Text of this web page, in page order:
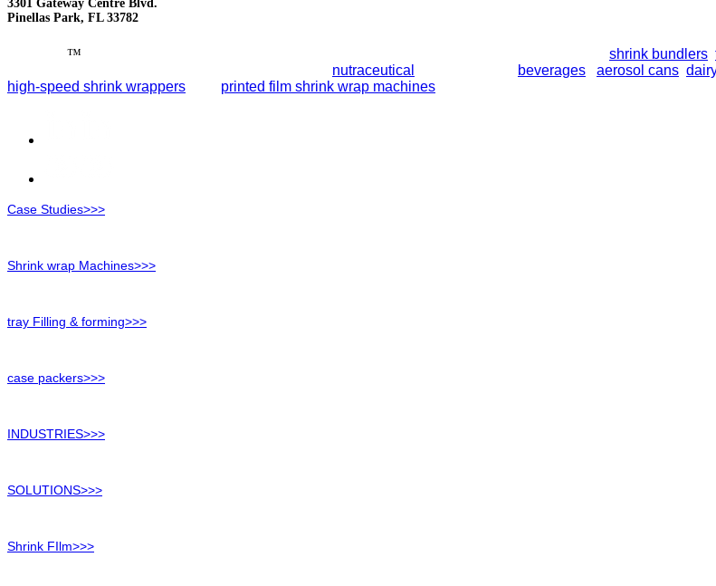
3301 Gateway Centre Blvd.
Pinellas Park, FL 33782
™ shrink bundlers
nutraceutical beverages aerosol cans dairy
high-speed shrink wrappers
printed film shrink wrap machines
Case Studies>>>
Shrink wrap Machines>>>
tray Filling & forming>>>
case packers>>>
INDUSTRIES>>>
SOLUTIONS>>>
Shrink FIlm>>>